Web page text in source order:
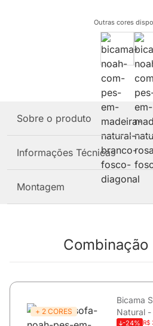
Outras cores
Sobre o produto
Informações Técnicas
Montagem
+ 2 CORES
Bicama
Natural -
-24% R$